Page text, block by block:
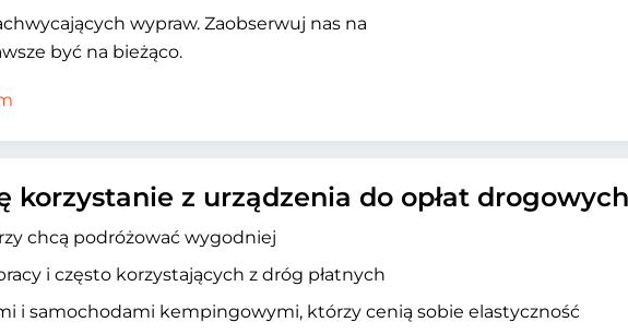
wypraw. Zaobserwuj nas na
być na bieżąco.
korzystanie z urządzenia do opłat
chcą podróżować wygodniej
i często korzystających z dróg płatnych
i samochodami kempingowymi, którzy cenią sobie elastyczność